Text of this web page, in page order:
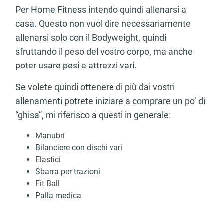
Per Home Fitness intendo quindi allenarsi a
casa. Questo non vuol dire necessariamente
allenarsi solo con il Bodyweight, quindi
sfruttando il peso del vostro corpo, ma anche
poter usare pesi e attrezzi vari.
Se volete quindi ottenere di più dai vostri
allenamenti potrete iniziare a comprare un po’ di
“ghisa”, mi riferisco a questi in generale:
Manubri
Bilanciere con dischi vari
Elastici
Sbarra per trazioni
Fit Ball
Palla medica